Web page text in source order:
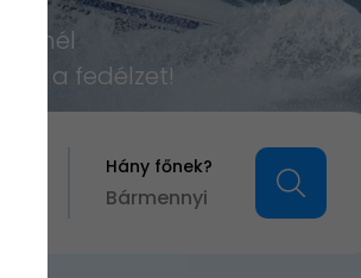
a fedélzet!
Hány főnek?
Bármennyi